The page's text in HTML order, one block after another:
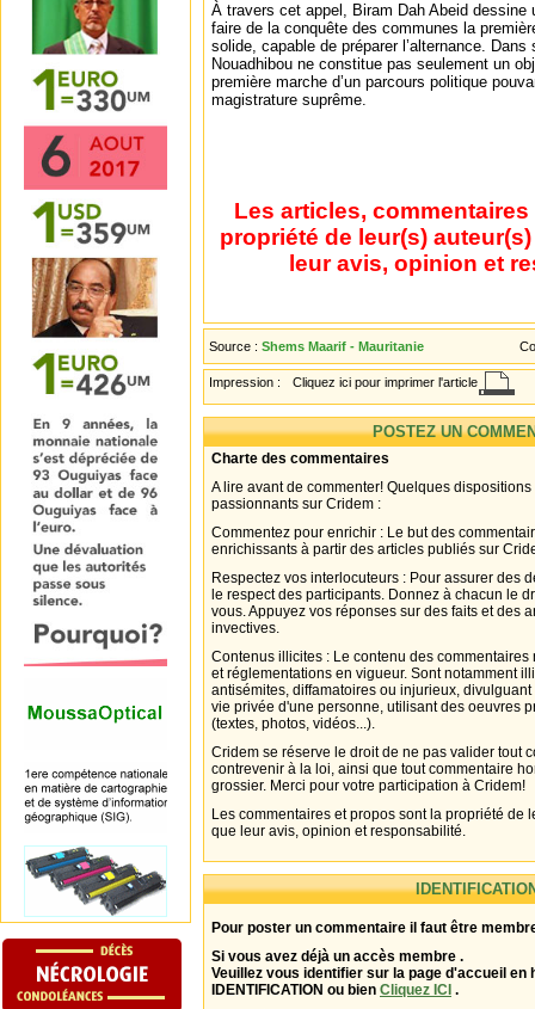
À travers cet appel, Biram Dah Abeid dessine
faire de la conquête des communes la
solide, capable de préparer l’alternance.
Nouadhibou ne constitue pas seulement un
première marche d’un parcours politique
magistrature suprême.
Les articles,
propriété de leur(s)
leur avis, opinion et
Source : Shems Maarif - Mauritanie
Impression : Cliquez ici pour imprimer l'article
POSTEZ UN
Charte des commentaires
A lire avant de commenter! Quelques
passionnants sur Cridem :
Commentez pour enrichir : Le but des
enrichissants à partir des articles publiés sur
Respectez vos interlocuteurs : Pour assurer des
le respect des participants. Donnez à chacun le
vous. Appuyez vos réponses sur des faits et des
invectives.
Contenus illicites : Le contenu des
et réglementations en vigueur. Sont notamment
antisémites, diffamatoires ou injurieux,
vie privée d'une personne, utilisant des oeuvres
(textes, photos, vidéos...).
Cridem se réserve le droit de ne pas valider tout
contrevenir à la loi, ainsi que tout commentaire
grossier. Merci pour votre participation à Cridem!
Les commentaires et propos sont la propriété de
que leur avis, opinion et responsabilité.
Pour poster un commentaire il faut être
Si vous avez déjà un accès membre .
Veuillez vous identifier sur la page d'accueil en
IDENTIFICATION ou bien Cliquez ICI .